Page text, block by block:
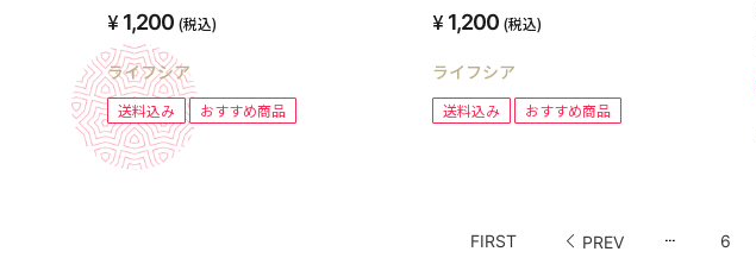
1,200 (税込)
ライフシア
送料込み おすすめ商品
1,200 (税込)
ライフシア
送料込み おすすめ商品
FIRST PREV ... 6